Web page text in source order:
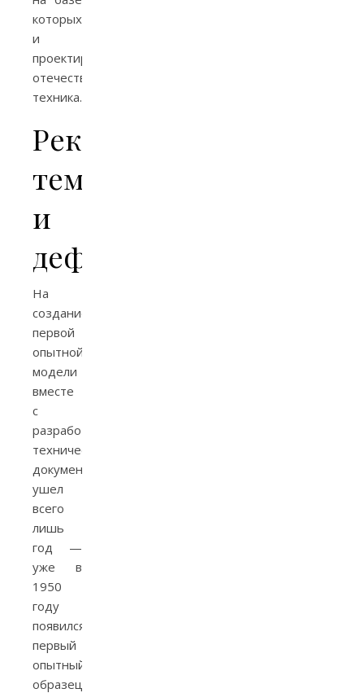
которых
и
проектировалась
отечественная
техника.
Рекордные
темпы
и
дефицит
На
создание
первой
опытной
модели
вместе
с
разработкой
технической
документации
ушел
всего
лишь
год —
уже в
1950
году
появился
первый
опытный
образец,